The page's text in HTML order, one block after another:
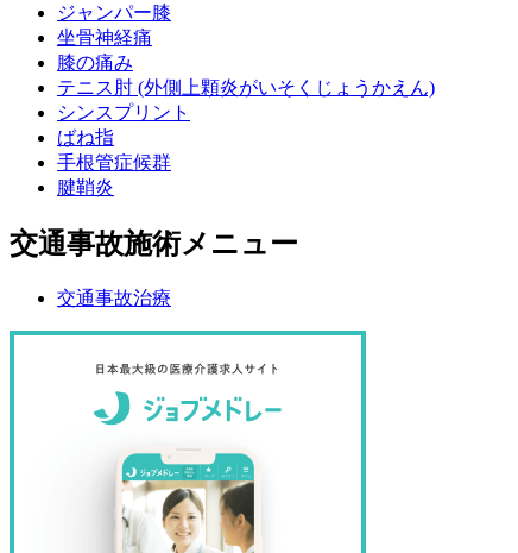
ジャンパー膝
坐骨神経痛
膝の痛み
テニス肘 (外側上顆炎がいそくじょうかえん)
シンスプリント
ばね指
手根管症候群
腱鞘炎
交通事故施術メニュー
交通事故治療